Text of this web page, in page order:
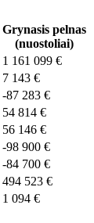
Grynasis pelnas
(nuostoliai)
1 161 099 €
7 143 €
-87 283 €
54 814 €
56 146 €
-98 900 €
-84 700 €
494 523 €
1 094 €